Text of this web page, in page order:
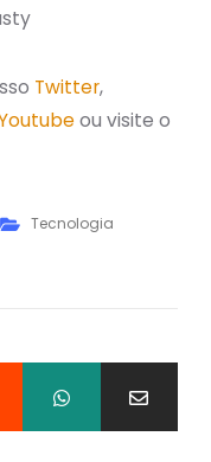
Twitter,
ou visite o
Tecnologia